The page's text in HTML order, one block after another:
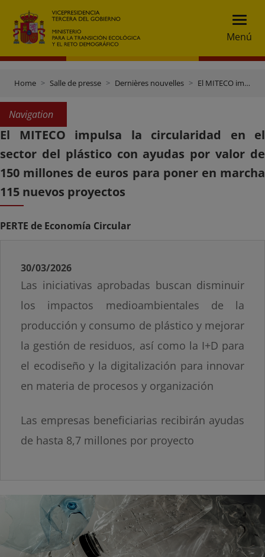
Menú
Home Salle de presse Dernières nouvelles El MITECO impulsa la circularidad en el sector del plástico con ayudas por valor de 150 millones de euros para poner en marcha 115 nuevos proyectos
Navigation
El MITECO impulsa la circularidad en el
sector del plástico con ayudas por valor de
150 millones de euros para poner en marcha
115 nuevos proyectos
PERTE de Economía Circular
30/03/2026
Las iniciativas aprobadas buscan disminuir
los impactos medioambientales de la
producción y consumo de plástico y mejorar
la gestión de residuos, así como la I+D para
el ecodiseño y la digitalización para innovar
en materia de procesos y organización
Las empresas beneficiarias recibirán ayudas
de hasta 8,7 millones por proyecto